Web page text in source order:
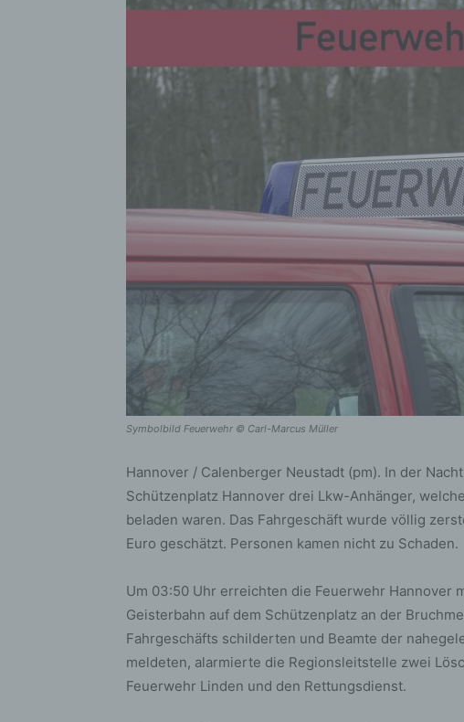
Symbolbild Feuerwehr © Carl-Marcus Müller
Hannover / Calenberger Neustadt (pm). In der
Schützenplatz Hannover drei Lkw-Anhänger,
beladen waren. Das Fahrgeschäft wurde völlig
Euro geschätzt. Personen kamen nicht zu Schaden.
Um 03:50 Uhr erreichten die Feuerwehr Hannover
Geisterbahn auf dem Schützenplatz an der
Fahrgeschäfts schilderten und Beamte der
meldeten, alarmierte die Regionsleitstelle zwei
Feuerwehr Linden und den Rettungsdienst.